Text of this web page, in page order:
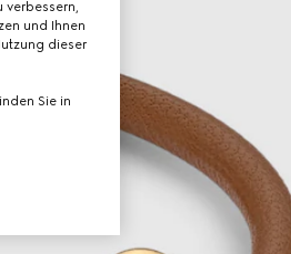
und Ihnen
dieser
Sie in